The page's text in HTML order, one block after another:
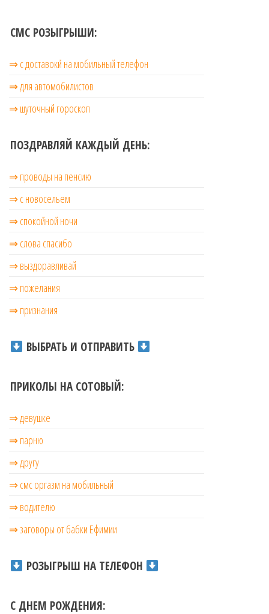
СМС РОЗЫГРЫШИ:
⇒ с доставокй на мобильный телефон
⇒ для автомобилистов
⇒ шуточный гороскоп
ПОЗДРАВЛЯЙ КАЖДЫЙ ДЕНЬ:
⇒ проводы на пенсию
⇒ с новосельем
⇒ cпокойной ночи
⇒ слова спасибо
⇒ выздоравливай
⇒ пожелания
⇒ признания
ВЫБРАТЬ И ОТПРАВИТЬ
ПРИКОЛЫ НА СОТОВЫЙ:
⇒ девушке
⇒ парню
⇒ другу
⇒ смс оргазм на мобильный
⇒ водителю
⇒ заговоры от бабки Ефимии
РОЗЫГРЫШ НА ТЕЛЕФОН
С ДНЕМ РОЖДЕНИЯ: